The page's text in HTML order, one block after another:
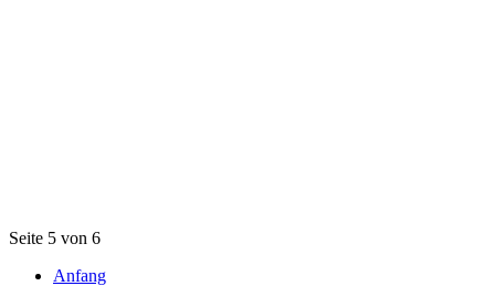
Seite 5 von 6
Anfang